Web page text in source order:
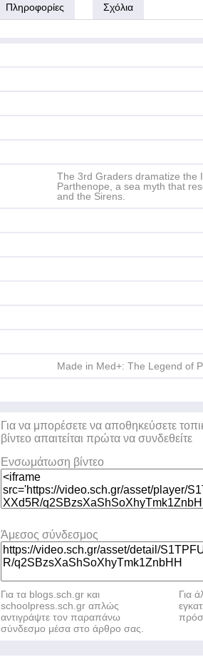
Πληροφορίες Σχόλια
The 3rd Graders dramatize the
Parthenope, a sea myth that
and the Sirens.
Made in Med+: The Legend of
Για να μπορέσετε να αποθηκεύσετε
βίντεο απαιτείται πρώτα να συνδεθείτε
Ενσωμάτωση βίντεο
Άμεσος σύνδεσμος
Για τα blogs.sch.gr και
schoolpress.sch.gr απλώς
αντιγράψτε τον παραπάνω
σύνδεσμο μέσα στο άρθρο σας.
Για